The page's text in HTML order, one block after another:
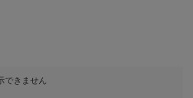
できません